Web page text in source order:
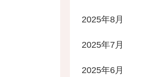
2025年8月
2025年7月
2025年6月